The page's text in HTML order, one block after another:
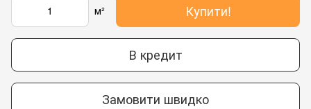
м² Купити!
В кредит
Замовити швидко